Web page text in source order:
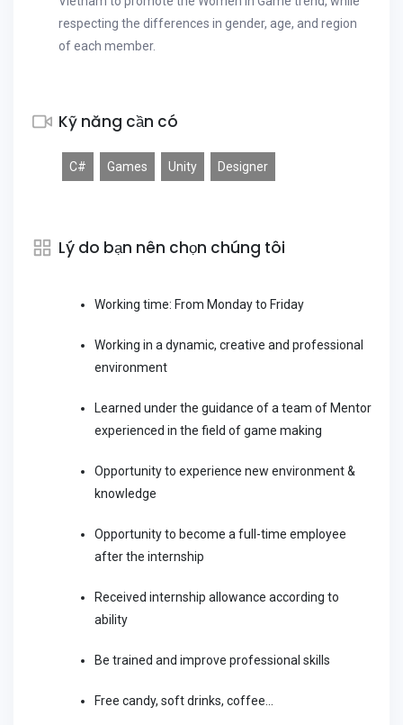
respecting the differences in gender, age, and region
of each member.
Kỹ năng cần có
C# Games Unity Designer
Lý do bạn nên chọn chúng tôi
Working time: From Monday to Friday
Working in a dynamic, creative and professional
environment
Learned under the guidance of a team of Mentor
experienced in the field of game making
Opportunity to experience new environment &
knowledge
Opportunity to become a full-time employee
after the internship
Received internship allowance according to
ability
Be trained and improve professional skills
Free candy, soft drinks, coffee...